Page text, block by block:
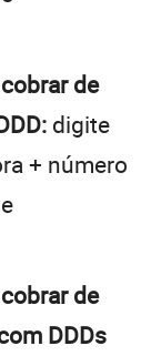
de
digite
+ número
de
DDDs